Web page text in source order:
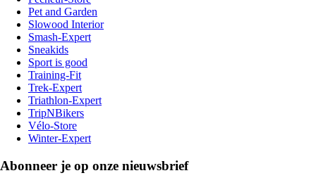
Pet and Garden
Slowood Interior
Smash-Expert
Sneakids
Sport is good
Training-Fit
Trek-Expert
Triathlon-Expert
TripNBikers
Vélo-Store
Winter-Expert
Abonneer je op onze nieuwsbrief